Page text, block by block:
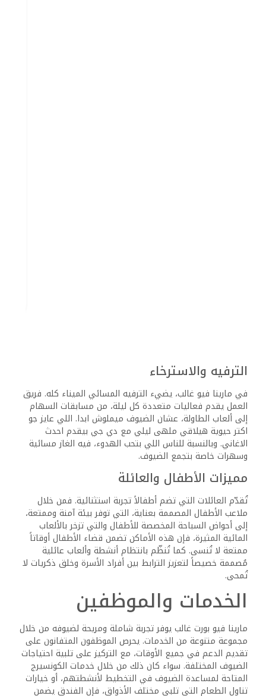
في تجربة ضيافة عالية الجودة.
مكتب الاستقبال والكونسيرج
في مارينا فيو بورت غالب، يعمل مكتب الاستقبال على مدار
الساعة لضمان توفير الدعم اللازم للضيوف في أي وقت. يتميز
الفريق بالكفاءة العالية في عمليات تسجيل الوصول والمغادرة،
مما يقلل من أي تأخير غير ضروري. بالإضافة إلى ذلك، يوفر فريق
الكونسيرج الماهر نصائح وتوصيات حول أفضل المعالم السياحية
والأنشطة المحلية، مما يساعد الضيوف على الاستفادة القصوى
من زيارتهم.
من بين الخدمات الأخرى المتاحة، يمكن للضيوف ترتيب خدمات
النقل من وإلى المطار، مما يسهل عليهم الوصول والمغادرة
بكل سلاسة. كما تتوفر خدمات تخزين الأمتعة وتبادل العملات،
مما يزيد من راحة المسافرين ويعزز من تجربتهم الشاملة. أما من
ناحية الأمان، فالفندق يطبق إجراءات أمنية مشددة لضمان
سلامة الضيوف طوال فترة إقامتهم.
خدمات تناول الطعام
توفر مارينا فيو بورت غالب تجربة طعام غنية ومتنوعة، حيث يقدم
الفندق خيارات متعددة لتناول الطعام تناسب مختلف الأذواق.
يحتوي الفندق على مطعم رئيسي يقدم أطباقًا عالمية ومحلية،
بالإضافة إلى مطعم للوجبات الخفيفة ومنطقة لتناول الطعام
في الهواء الطلق، مما يتيح للضيوف الاستمتاع بوجباتهم في
أجواء مريحة.